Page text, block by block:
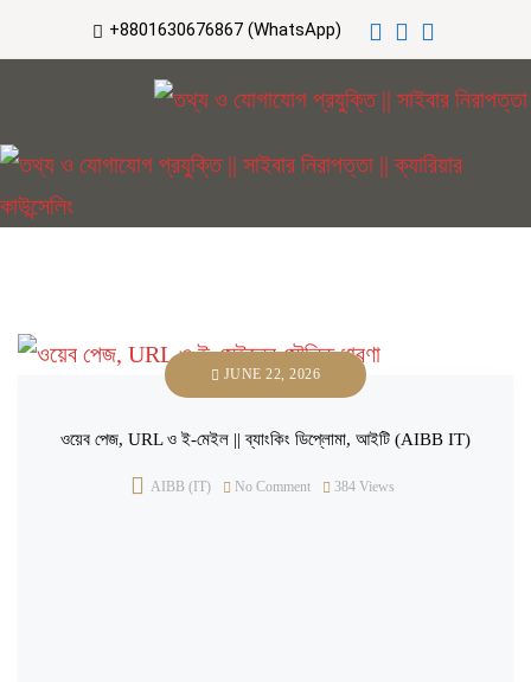
+8801630676867 (WhatsApp)
JUNE 22, 2026
ওয়েব পেজ, URL ও ই-মেইল || ব্যাংকিং ডিপ্লোমা, আইটি (AIBB IT)
AIBB (IT) No Comment 384 Views